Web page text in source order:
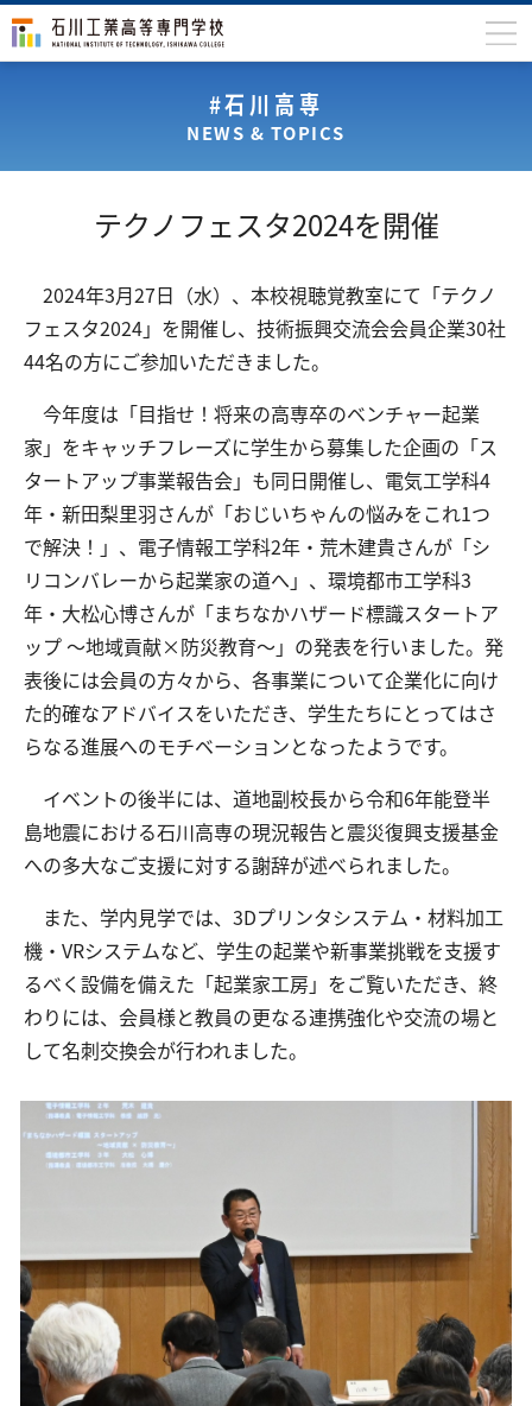
国際交流
研究・産学連携
教育・研究施設
中学生の方 在学生の方
保護者の方 卒業生の方 地域・企業の方
交通アクセス お問い合わせ
#石川高専
NEWS & TOPICS
テクノフェスタ2024を開催
2024年3月27日（水）、本校視聴覚教室にて「テクノ
フェスタ2024」を開催し、技術振興交流会会員企業30社
44名の方にご参加いただきました。
今年度は「目指せ！将来の高専卒のベンチャー起業
家」をキャッチフレーズに学生から募集した企画の「ス
タートアップ事業報告会」も同日開催し、電気工学科4
年・新田梨里羽さんが「おじいちゃんの悩みをこれ1つ
で解決！」、電子情報工学科2年・荒木建貴さんが「シ
リコンバレーから起業家の道へ」、環境都市工学科3
年・大松心博さんが「まちなかハザード標識スタートア
ップ ～地域貢献×防災教育～」の発表を行いました。発
表後には会員の方々から、各事業について企業化に向け
た的確なアドバイスをいただき、学生たちにとってはさ
らなる進展へのモチベーションとなったようです。
イベントの後半には、道地副校長から令和6年能登半
島地震における石川高専の現況報告と震災復興支援基金
への多大なご支援に対する謝辞が述べられました。
また、学内見学では、3Dプリンタシステム・材料加工
機・VRシステムなど、学生の起業や新事業挑戦を支援す
るべく設備を備えた「起業家工房」をご覧いただき、終
わりには、会員様と教員の更なる連携強化や交流の場と
して名刺交換会が行われました。